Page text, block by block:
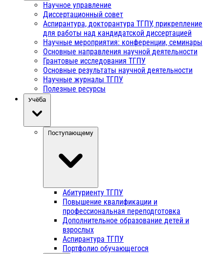
Научное управление
Диссертационный совет
Аспирантура, докторантура ТГПУ, прикрепление
для работы над кандидатской диссертацией
Научные мероприятия: конференции, семинары
Основные направления научной деятельности
Грантовые исследования ТГПУ
Основные результаты научной деятельности
Научные журналы ТГПУ
Полезные ресурсы
Учёба
Поступающему
Абитуриенту ТГПУ
Повышение квалификации и
профессиональная переподготовка
Дополнительное образование детей и
взрослых
Аспирантура ТГПУ
Портфолио обучающегося